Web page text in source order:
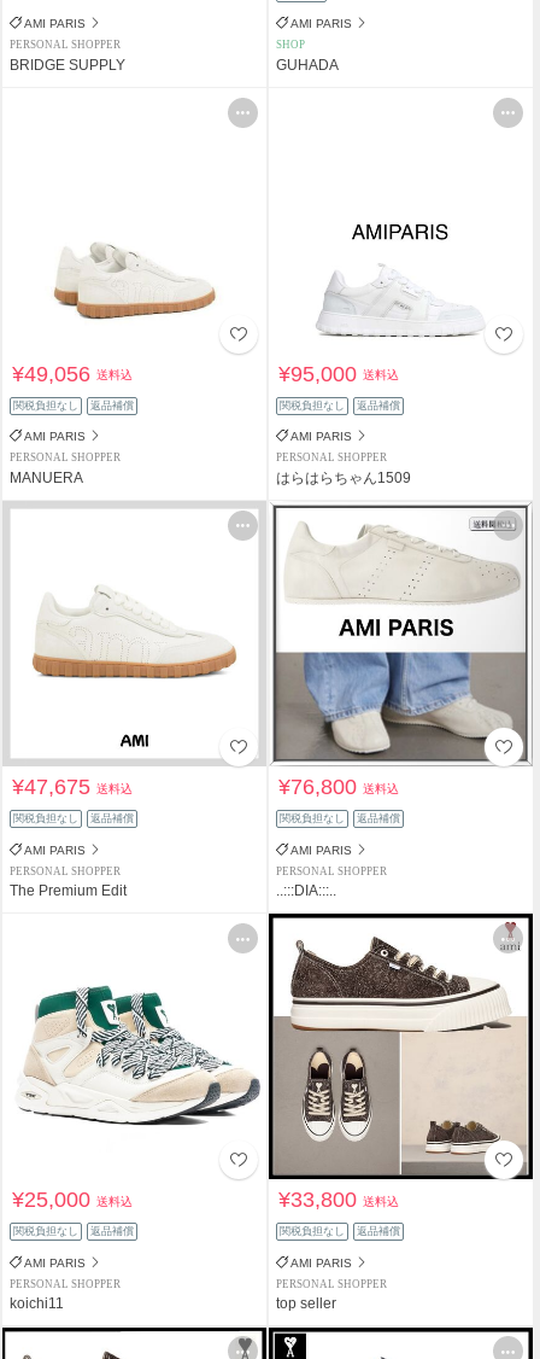
AMI PARIS
PERSONAL SHOPPER
BRIDGE SUPPLY
AMI PARIS
SHOP
GUHADA
¥49,056送料込
関税負担なし 返品補償
AMI PARIS
PERSONAL SHOPPER
MANUERA
¥95,000送料込
関税負担なし 返品補償
AMI PARIS
PERSONAL SHOPPER
はらはらちゃん1509
¥47,675送料込
関税負担なし 返品補償
AMI PARIS
PERSONAL SHOPPER
The Premium Edit
¥76,800送料込
関税負担なし 返品補償
AMI PARIS
PERSONAL SHOPPER
..:::DIA:::..
¥25,000送料込
関税負担なし 返品補償
AMI PARIS
PERSONAL SHOPPER
koichi11
¥33,800送料込
関税負担なし 返品補償
AMI PARIS
PERSONAL SHOPPER
top seller